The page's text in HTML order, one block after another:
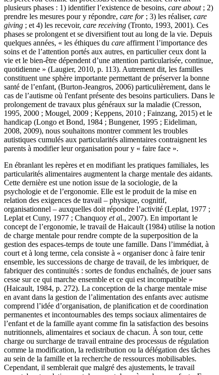
plusieurs phases : 1) identifier l’existence de besoins, care about ; 2)
prendre les mesures pour y répondre, care for; 3) les réaliser, care
giving ; et 4) les recevoir, care receiving (Tronto, 1993, 2001). Ces
phases se prolongent et se diversifient tout au long de la vie. Depuis
quelques années, « les éthiques du care affirment l’importance des
soins et de l’attention portés aux autres, en particulier ceux dont la
vie et le bien-être dépendent d’une attention particularisée, continue,
quotidienne » (Laugier, 2010, p. 113). ‬‬‬‬‬‬‬‬‬‬‬‬‬‬‬‬‬‬‬‬‬‬‬‬‬‬‬‬‬‬‬‬‬‬‬‬‬‬‬‬‬‬‬‬‬‬‬‬‬‬‬‬‬‬‬‬‬‬‬‬‬‬Autrement dit, les familles
constituent une sphère importante permettant de préserver la bonne
santé de l’enfant, (Burton-Jeangros, 2006)‬‬‬‬‬‬‬‬‬‬‬‬‬‬‬‬‬‬‬‬‬‬‬‬‬‬‬‬‬‬‬‬‬‬‬‬‬‬‬‬ particulièrement, dans le
cas de l’autisme où l'enfant présente des besoins particuliers. Dans le
prolongement de travaux plus généraux sur la maladie (Cresson,
1995, 2000 ; Mougel, 2009 ; Keppens, 2010 ; Fainzang, 2015) et le
handicap (Longo et Bond, 1984 ; Bungener, 1995 ; Eideliman,
2008, 2009), nous souhaitons montrer comment les troubles
autistiques cumulés aux particularités alimentaires contraignent les
parents à modifier leur organisation pour y « faire face ».
En ébranlant les repères et en modifiant les pratiques familiales, les
particularités alimentaires augmentent la charge mentale des aidants.
Cette dernière est une notion issue de la sociologie, de la
psychologie et de l’ergonomie. Elle est le produit de la mise en
relation des exigences de travail – physique, cognitif,
organisationnel – auxquelles doit répondre l’activité (Leplat, 1977 ;
Leplat et Cuny, 1977 ; Chanquoy et al., 2007). ‬‬‬‬En important le
concept de l’ergonomie, le travail de Haicault (1984) utilise la notion
de charge mentale pour rendre compte de la superposition de la
gestion des espaces-temps de toute une famille. Dans l’immédiat, à
court et à long terme, cela consiste à « organiser donc à faire tenir
ensemble, les successions de charge de travail, de les imbriquer, de
fabriquer des continuités : sortes de fondus enchaînés, de jouer sans
cesse sur ce qui marche ensemble et ce qui est incompatible »
(Haicault, 1984, p. 272). La conception de la charge mentale mise
en avant dans la gestion de l’alimentation des enfants avec autisme
comprend l’idée d’organisation, de planification et de coordination
permanentes et incontournables des temps sociaux alimentaires de
l’enfant et de la famille ayant comme fin la satisfaction des besoins
nutritionnels, alimentaires et sociaux de chacun. À son tour, cette
charge ou surcharge de travail entraine des processus de régulation
comme la modification, la redistribution ou la délégation des tâches
au sein de la famille et la recherche de ressources mobilisables.
Cependant, il semblerait que malgré des ajustements, le travail